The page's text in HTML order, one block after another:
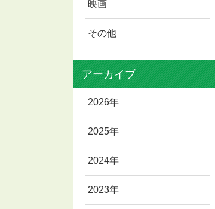
映画
その他
アーカイブ
2026年
2025年
2024年
2023年